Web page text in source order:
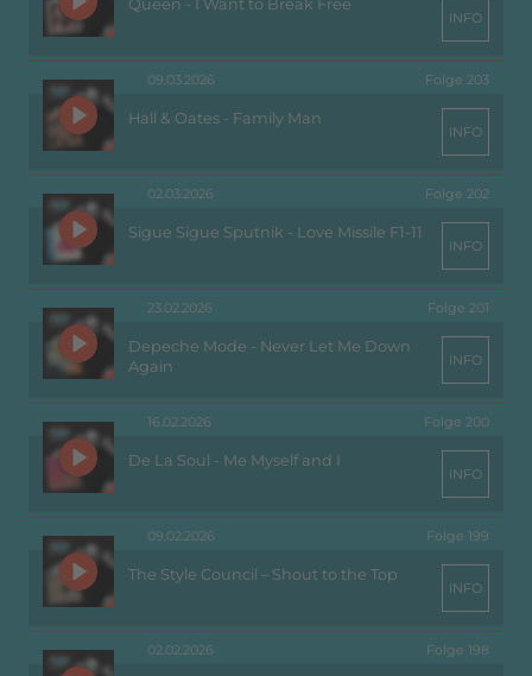
Queen - I Want to Break Free
INFO
09.03.2026 Folge 203
Hall & Oates - Family Man
INFO
02.03.2026 Folge 202
Sigue Sigue Sputnik - Love Missile F1-11
INFO
23.02.2026 Folge 201
Depeche Mode - Never Let Me Down
Again
INFO
16.02.2026 Folge 200
De La Soul - Me Myself and I
INFO
09.02.2026 Folge 199
The Style Council – Shout to the Top
INFO
02.02.2026 Folge 198